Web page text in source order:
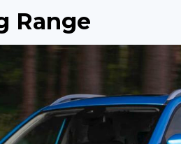
Range